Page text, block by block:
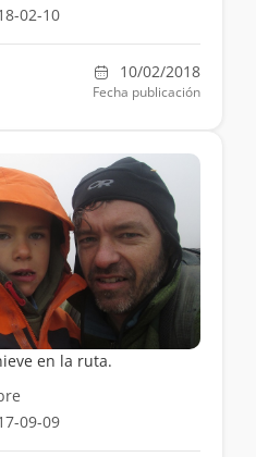
02-10
10/02/2018
Fecha publicación
en la ruta.
09-09